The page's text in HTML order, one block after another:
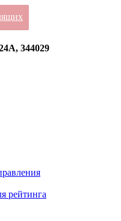
344029
рейтинга